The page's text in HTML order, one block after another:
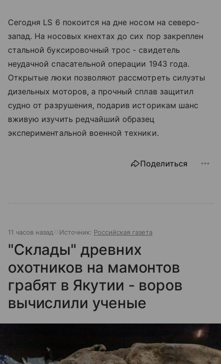
Сегодня LS 6 покоится на дне носом на северо-
запад. На носовых кнехтах до сих пор закреплен
стальной буксировочный трос - свидетель
неудачной спасательной операции 1943 года.
Открытые люки позволяют рассмотреть силуэты
дизельных моторов, а прочный сплав защитил
судно от разрушения, подарив историкам шанс
вживую изучить редчайший образец
экспериментальной военной техники.
Поделиться
11 часов назад Источник: Российская газета
"Склады" древних
охотников на мамонтов
грабят в Якутии - воров
вычислили ученые